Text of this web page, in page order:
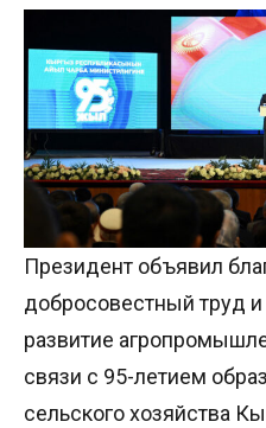
Президент объявил
добросовестный труд
развитие
связи с 95-летием
сельского хозяйства